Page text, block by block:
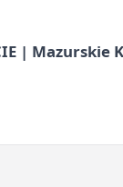
| Mazurskie